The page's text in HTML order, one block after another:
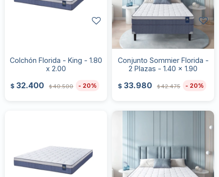
Colchón Florida - King - 1.80
x 2.00
$ 32.400 $40.500 20
Conjunto Sommier Florida -
2 Plazas - 1.40 x 1.90
$ 33.980 $42.475 20